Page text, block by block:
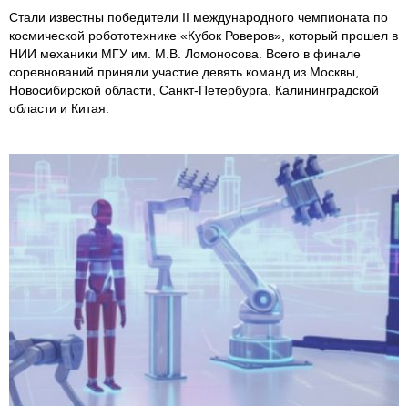
Стали известны победители II международного чемпионата по
космической робототехнике «Кубок Роверов», который прошел в
НИИ механики МГУ им. М.В. Ломоносова. Всего в финале
соревнований приняли участие девять команд из Москвы,
Новосибирской области, Санкт-Петербурга, Калининградской
области и Китая.